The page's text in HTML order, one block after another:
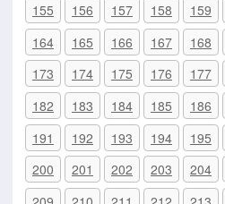
155
156 157 158 159
164
165 166 167 168
173
174 175 176 177
182
183 184 185 186
191
192 193 194 195
200
201 202 203 204